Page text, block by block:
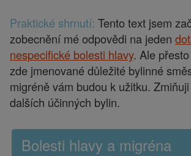
Praktické shrnutí: Tento text jsem
zobecnění mé odpovědi na jeden
nespecifické bolesti hlavy. Ale
zde jmenované důležité bylinné
migréně vám budou k užitku.
dalších účinných bylin.
Bolesti hlavy a migréna